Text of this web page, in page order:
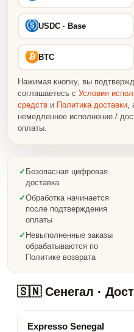
USDC · Base
BTC
Нажимая кнопку, вы
соглашаетесь с Условия
средств и Политика доставки,
немедленное исполнение /
оплаты.
✓ Безопасная цифровая
доставка
✓Обработка начинается
после подтверждения
оплаты
✓ Невыполненные заказы
обрабатываются по
Политике возврата
🇸🇳 Сенегал ·
Expresso Senegal